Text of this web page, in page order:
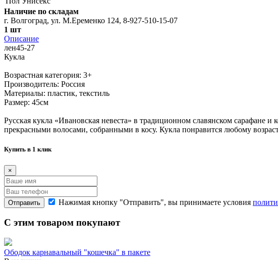
Наличие по складам
г. Волгоград, ул. М.Еременко 124, 8-927-510-15-07
1 шт
Описание
лен45-27
Кукла
Возрастная категория: 3+
Производитель: Россия
Материалы: пластик, текстиль
Размер: 45см
Русская кукла «Ивановская невеста» в традиционном славянском
прекрасными волосами, собранными в косу. Кукла понравится любому
Купить в 1 клик
×
Отправить Нажимая кнопку "Отправить", вы принимаете условия
С этим товаром покупают
Ободок карнавальный "кошечка" в пакете